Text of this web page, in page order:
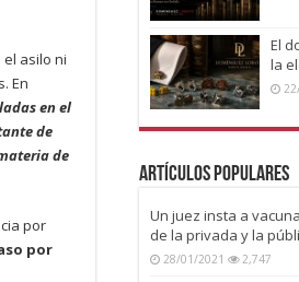
asilo ni
En
en el
de
de
por
por
El
la
Artículos Populares
Un juez insta a
de la privada y la
28/01/2021 2,747